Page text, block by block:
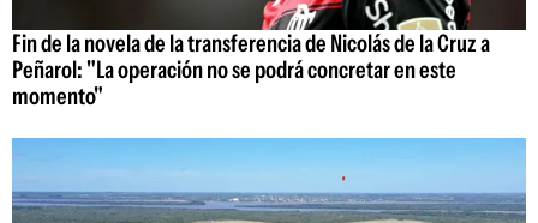
Fin de la novela de la transferencia de Nicolás de la Cruz a
Peñarol: "La operación no se podrá concretar en este
momento"